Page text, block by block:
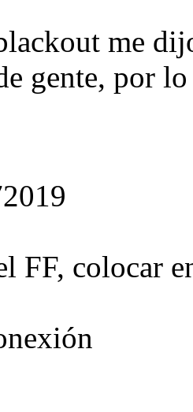
me
gente, por
FF, colocar